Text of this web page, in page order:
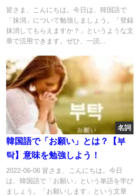
皆さま、こんにちは。今日は、韓国語で
「抹消」について勉強しましょう。「登録
抹消してもらえますか？」というような文
章で活用できます。ぜひ、一読...
名詞
韓国語で「お願い」とは？【부
탁】意味を勉強しよう！
2022-06-06 皆さま、こんにちは。今日
は、韓国語で「お願い」という単語を学び
ましょう。「お願いします」という文章